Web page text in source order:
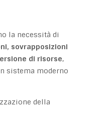
la necessità di
sovrapposizioni
di risorse,
sistema moderno
della